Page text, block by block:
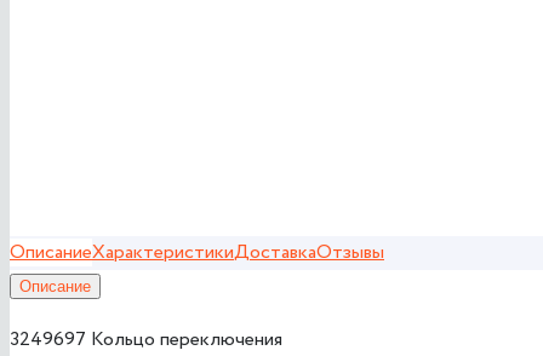
ОписаниеХарактеристикиДоставкаОтзывы
Описание
3249697 Кольцо переключения